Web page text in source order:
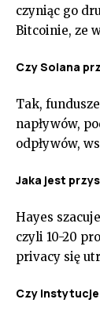
czyniąc go
Bitcoinie, ze
Czy Solana
Tak,
napływów,
odpływów,
Jaka jest
Hayes
czyli 10-20
privacy się
Czy